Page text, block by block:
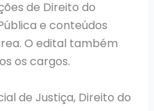
de Direito do
e conteúdos
O edital também
os cargos.
de Justiça, Direito do